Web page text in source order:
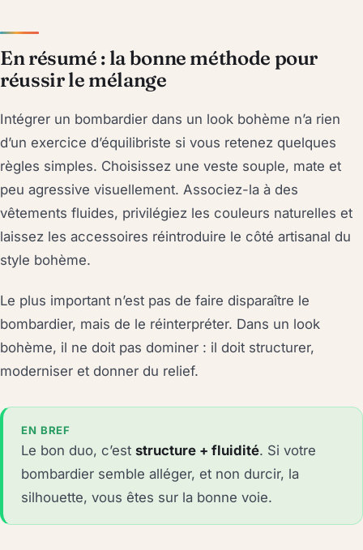
En résumé : la bonne méthode pour
réussir le mélange
Intégrer un bombardier dans un look bohème n’a rien
d’un exercice d’équilibriste si vous retenez quelques
règles simples. Choisissez une veste souple, mate et
peu agressive visuellement. Associez-la à des
vêtements fluides, privilégiez les couleurs naturelles et
laissez les accessoires réintroduire le côté artisanal du
style bohème.
Le plus important n’est pas de faire disparaître le
bombardier, mais de le réinterpréter. Dans un look
bohème, il ne doit pas dominer : il doit structurer,
moderniser et donner du relief.
EN BREF
Le bon duo, c’eststructure + fluidité. Si votre
bombardier semble alléger, et non durcir, la
silhouette, vous êtes sur la bonne voie.